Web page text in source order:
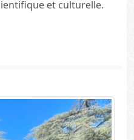
et culturelle.